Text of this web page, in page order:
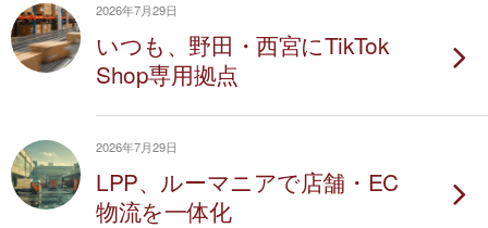
2026年7月29日
いつも、野田・西宮にTikTok
Shop専用拠点
2026年7月29日
LPP、ルーマニアで店舗・EC
物流を一体化